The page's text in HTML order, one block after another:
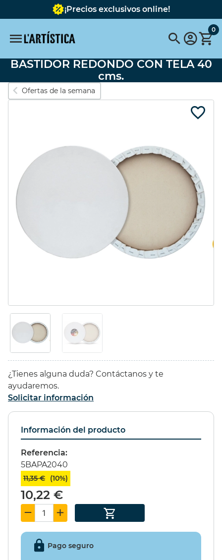
¡Precios exclusivos online!
vallejo pinceles
pinceles escoda
Tavola
Destacados
SET 6 COLORES
OPACOS 60ML
(10%)
39,93 €
295,00 € (15%)
250,75 €
LEFRANC&BOURGEOIS
1000ml
SET PIÑATA 9
EXCITER 15ml.
0
BASTIDOR REDONDO CON TELA 40
cms.
Ofertas de la semana
¿Tienes alguna duda? Contáctanos y te
ayudaremos.
Solicitar información
Información del producto
Referencia:
5BAPA2040
11,35 € (10%)
10,22 €
Pago seguro